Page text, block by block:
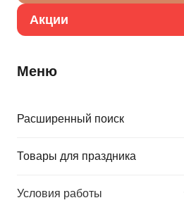
Акции
Меню
Расширенный поиск
Товары для праздника
Условия работы
градиента. Размеры свечи:
В упаковке 6 свечей с
транспортировка при